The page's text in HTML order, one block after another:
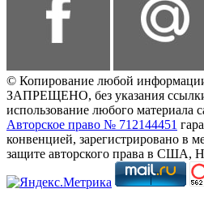
© Копирование любой
ЗАПРЕЩЕНО, без указания
использование любого материала
Авторское право № 712144451
конвенцией, зарегистрировано в
защите авторского права в США,